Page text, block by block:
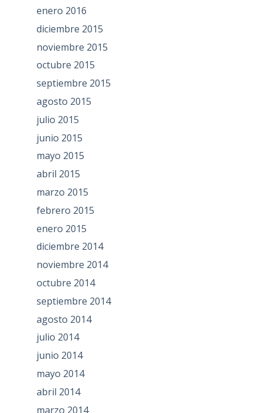
enero 2016
diciembre 2015
noviembre 2015
octubre 2015
septiembre 2015
agosto 2015
julio 2015
junio 2015
mayo 2015
abril 2015
marzo 2015
febrero 2015
enero 2015
diciembre 2014
noviembre 2014
octubre 2014
septiembre 2014
agosto 2014
julio 2014
junio 2014
mayo 2014
abril 2014
marzo 2014